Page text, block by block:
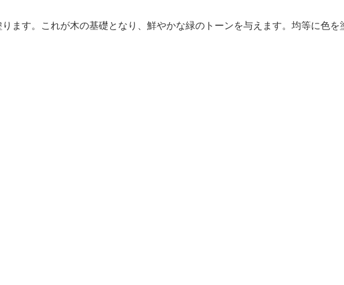
ます。これが木の基礎となり、鮮やかな緑のトーンを与えます。均等に色